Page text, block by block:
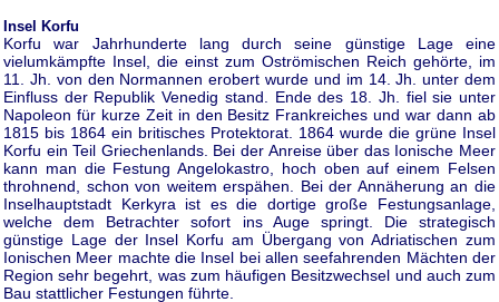
Insel Korfu
Korfu war Jahrhunderte lang durch seine günstige Lage eine
vielumkämpfte Insel, die einst zum Oströmischen Reich gehörte, im
11. Jh. von den Normannen erobert wurde und im 14. Jh. unter dem
Einfluss der Republik Venedig stand. Ende des 18. Jh. fiel sie unter
Napoleon für kurze Zeit in den Besitz Frankreiches und war dann ab
1815 bis 1864 ein britisches Protektorat. 1864 wurde die grüne Insel
Korfu ein Teil Griechenlands. Bei der Anreise über das Ionische Meer
kann man die Festung Angelokastro, hoch oben auf einem Felsen
throhnend, schon von weitem erspähen. Bei der Annäherung an die
Inselhauptstadt Kerkyra ist es die dortige große Festungsanlage,
welche dem Betrachter sofort ins Auge springt. Die strategisch
günstige Lage der Insel Korfu am Übergang von Adriatischen zum
Ionischen Meer machte die Insel bei allen seefahrenden Mächten der
Region sehr begehrt, was zum häufigen Besitzwechsel und auch zum
Bau stattlicher Festungen führte.